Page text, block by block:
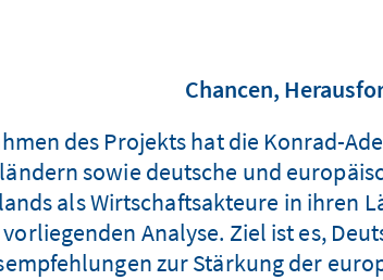
Chancen,
des Projekts hat die Konrad-
sowie deutsche und
als Wirtschaftsakteure in ihren
Analyse. Ziel ist es,
zur Stärkung der